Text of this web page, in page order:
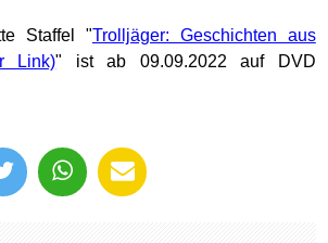
Staffel "Trolljäger: Geschichten aus
" ist ab 09.09.2022 auf DVD